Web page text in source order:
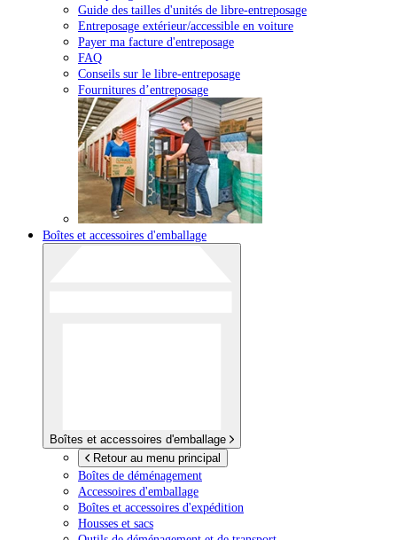
Guide des tailles d'unités de libre-entreposage
Entreposage extérieur/accessible en voiture
Payer ma facture d'entreposage
FAQ
Conseils sur le libre-entreposage
Fournitures d’entreposage
Boîtes et accessoires d'emballage
Boîtes et accessoires d'emballage
Retour au menu principal
Boîtes de déménagement
Accessoires d'emballage
Boîtes et accessoires d'expédition
Housses et sacs